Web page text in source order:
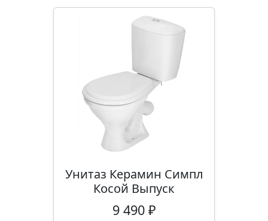
Унитаз Керамин Симпл
Косой Выпуск
9 490 ₽